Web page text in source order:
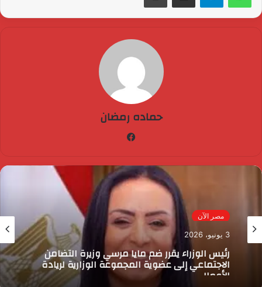
حماده رمضان
مصر الآن
3 يونيو، 2026
رئيس الوزراء يقرر ضم مايا مرسي وزيرة التضامن
الاجتماعي إلى عضوية المجموعة الوزارية لريادة
الأعمال